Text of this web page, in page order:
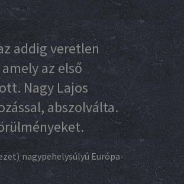
addig veretlen
az első
Nagy Lajos
abszolválta.
nagypehelysúlyú Európa-